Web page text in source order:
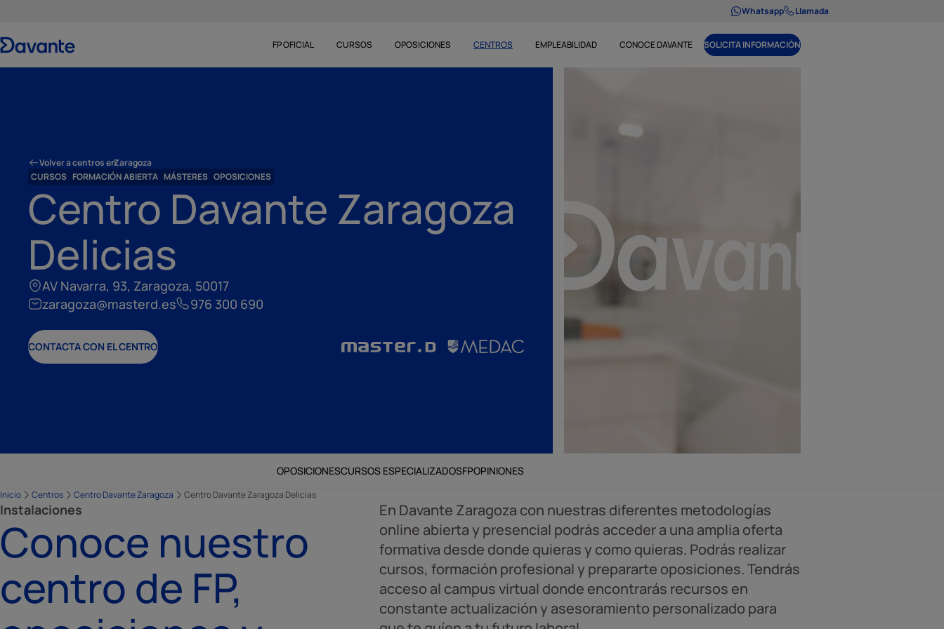
Whatsapp Llamada
FP OFICIAL CURSOS OPOSICIONES CENTROS EMPLEABILIDAD CONOCE DAVANTE SOLICITA INFORMACIÓN
Volver a centros enZaragoza
CURSOS FORMACIÓN ABIERTA MÁSTERES OPOSICIONES
Centro Davante Zaragoza
Delicias
AV Navarra, 93, Zaragoza, 50017
zaragoza@masterd.es
976 300 690
CONTACTA CON EL CENTRO
OPOSICIONESCURSOS ESPECIALIZADOSFPOPINIONES
Inicio Centros Centro Davante Zaragoza Centro Davante Zaragoza Delicias
Instalaciones
Conoce nuestro
centro de FP,
En Davante Zaragoza con nuestras diferentes metodologías
online abierta y presencial podrás acceder a una amplia oferta
formativa desde donde quieras y como quieras. Podrás realizar
cursos, formación profesional y prepararte oposiciones. Tendrás
acceso al campus virtual donde encontrarás recursos en
constante actualización y asesoramiento personalizado para